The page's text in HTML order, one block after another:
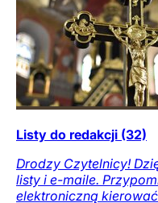
Listy do redakcji (32)
Drodzy Czytelnicy!
listy i e-maile.
elektroniczną